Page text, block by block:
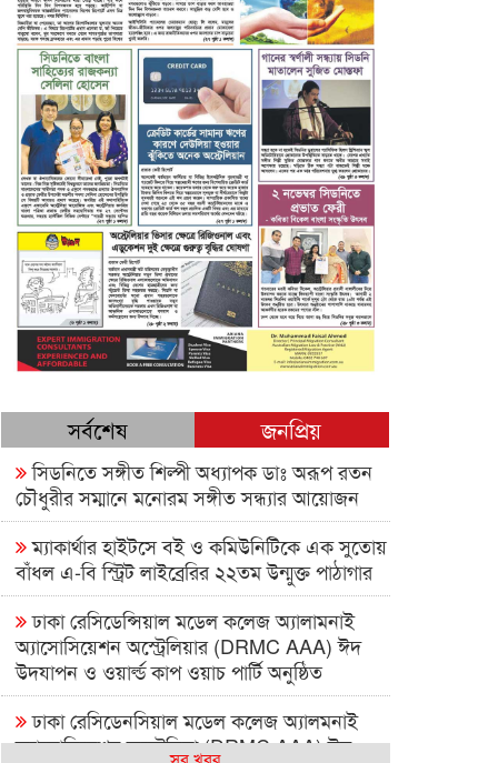
সর্বশেষ জনপ্রিয়
সিডনিতে সঙ্গীত শিল্পী অধ্যাপক ডাঃ অরূপ রতন
চৌধুরীর সম্মানে মনোরম সঙ্গীত সন্ধ্যার আয়োজন
ম্যাকার্থার হাইটসে বই ও কমিউনিটিকে এক সুতোয়
বাঁধল এ-বি স্ট্রিট লাইব্রেরির ২২তম উন্মুক্ত পাঠাগার
ঢাকা রেসিডেন্সিয়াল মডেল কলেজ অ্যালামনাই
অ্যাসোসিয়েশন অস্ট্রেলিয়ার (DRMC AAA) ঈদ
উদযাপন ও ওয়ার্ল্ড কাপ ওয়াচ পার্টি অনুষ্ঠিত
ঢাকা রেসিডেনসিয়াল মডেল কলেজ অ্যালমনাই
অ্যাসোসিয়েশন অস্ট্রেলিয়া (DRMC AAA) ঈদ
সব খবর